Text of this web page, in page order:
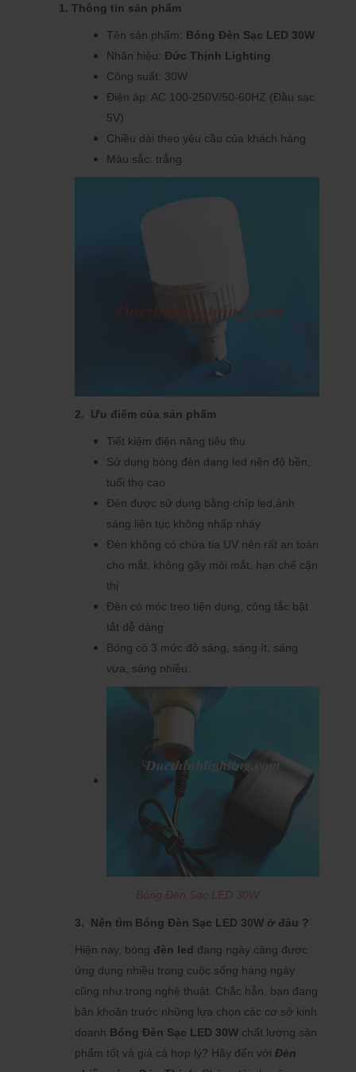
1. Thông tin sản phẩm
Tên sản phẩm: Bóng Đèn Sạc LED 30W
Nhãn hiệu: Đức Thịnh Lighting
Công suất: 30W
Điện áp: AC 100-250V/50-60HZ (Đầu sạc
5V)
Chiều dài theo yêu cầu của khách hàng
Màu sắc: trắng
2. Ưu điểm của sản phẩm
Tiết kiệm điện năng tiêu thụ
Sử dụng bóng đèn dạng led nên độ bền,
tuổi thọ cao
Đèn được sử dụng bằng chíp led,ánh
sáng liên tục không nhấp nháy
Đèn không có chứa tia UV nên rất an toàn
cho mắt, không gây mỏi mắt, hạn chế cận
thị
Đèn có móc treo tiện dụng, công tắc bật
tắt dễ dàng
Bóng có 3 mức độ sáng, sáng ít, sáng
vừa, sáng nhiều.
Bóng Đèn Sạc LED 30W
3. Nên tìm Bóng Đèn Sạc LED 30W ở đâu ?
Hiện nay, bóng đèn led đang ngày càng được
ứng dụng nhiều trong cuộc sống hàng ngày
cũng như trong nghệ thuật. Chắc hẳn, bạn đang
băn khoăn trước những lựa chọn các cơ sở kinh
doanh Bóng Đèn Sạc LED 30W chất lượng sản
phẩm tốt và giá cả hợp lý? Hãy đến với Đèn